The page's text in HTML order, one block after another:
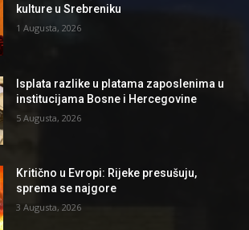
kulture u Srebreniku
1 Augusta, 2026
Isplata razlike u platama zaposlenima u
institucijama Bosne i Hercegovine
5 Augusta, 2026
Kritično u Evropi: Rijeke presušuju,
sprema se najgore
3 Augusta, 2026